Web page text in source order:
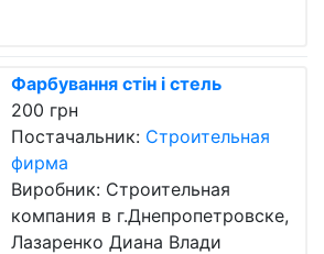
Фарбування стін і стель
200 грн
Постачальник: Строительная
фирма
Виробник: Строительная
компания в г.Днепропетровске,
Лазаренко Диана Влади